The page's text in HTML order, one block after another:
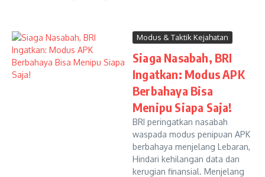
Modus & Taktik Kejahatan
Siaga Nasabah, BRI
Ingatkan: Modus APK
Berbahaya Bisa
Menipu Siapa Saja!
BRI peringatkan nasabah
waspada modus penipuan APK
berbahaya menjelang Lebaran,
Hindari kehilangan data dan
kerugian finansial. Menjelang